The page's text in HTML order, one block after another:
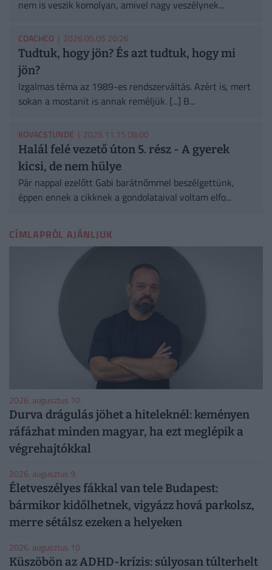
nem is veszik komolyan, amivel nagy veszélynek...
COACHCO | 2026.05.05 20:26
Tudtuk, hogy jön? És azt tudtuk, hogy mi
jön?
Izgalmas téma az 1989-es rendszerváltás. Azért is, mert
sokan a mostanit is annak reméljük. [...] B...
KOVACSTUNDE | 2025.11.15 08:00
Halál felé vezető úton 5. rész - A gyerek
kicsi, de nem hülye
Pár nappal ezelőtt Gabi barátnőmmel beszélgettünk,
éppen ennek a cikknek a gondolataival voltam elfo...
CÍMLAPRÓL AJÁNLJUK
2026. augusztus 10.
Durva drágulás jöhet a hiteleknél: keményen
ráfázhat minden magyar, ha ezt meglépik a
végrehajtókkal
2026. augusztus 9.
Életveszélyes fákkal van tele Budapest:
bármikor kidőlhetnek, vigyázz hová parkolsz,
merre sétálsz ezeken a helyeken
2026. augusztus 10.
Küszöbön az ADHD-krízis: súlyosan túlterhelt